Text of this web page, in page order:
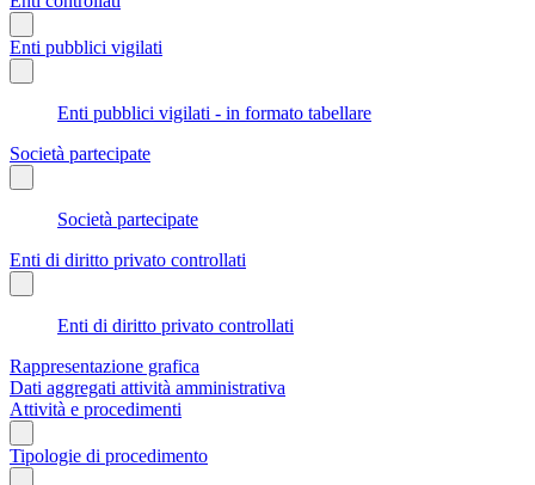
Enti pubblici vigilati
Enti pubblici vigilati - in formato tabellare
Società partecipate
Società partecipate
Enti di diritto privato controllati
Enti di diritto privato controllati
Rappresentazione grafica
Dati aggregati attività amministrativa
Attività e procedimenti
Tipologie di procedimento